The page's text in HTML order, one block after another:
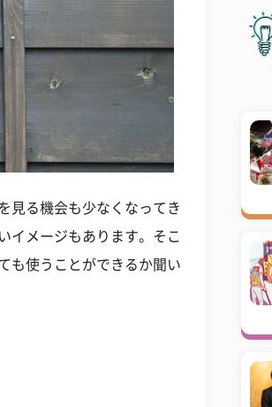
見る機会も少なくなってき
イメージもあります。そこ
も使うことができるか聞い